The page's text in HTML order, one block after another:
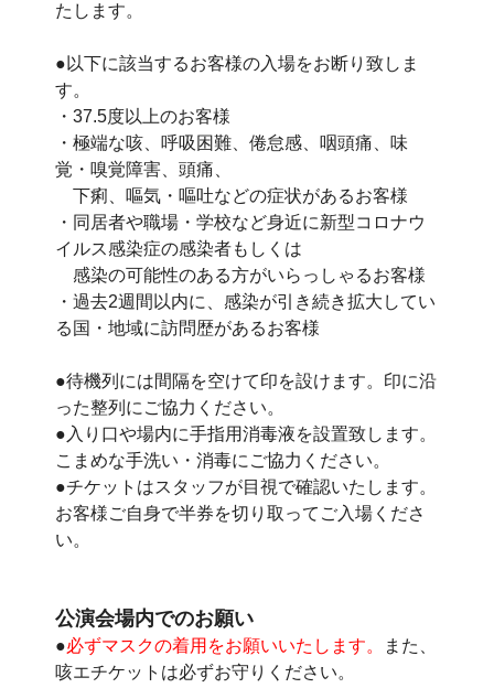
たします。
●以下に該当するお客様の入場をお断り致しま
す。
・37.5度以上のお客様
・極端な咳、呼吸困難、倦怠感、咽頭痛、味
覚・嗅覚障害、頭痛、
下痢、嘔気・嘔吐などの症状があるお客様
・同居者や職場・学校など身近に新型コロナウ
イルス感染症の感染者もしくは
感染の可能性のある方がいらっしゃるお客様
・過去2週間以内に、感染が引き続き拡大してい
る国・地域に訪問歴があるお客様
●待機列には間隔を空けて印を設けます。印に沿
った整列にご協力ください。
●入り口や場内に手指用消毒液を設置致します。
こまめな手洗い・消毒にご協力ください。
●チケットはスタッフが目視で確認いたします。
お客様ご自身で半券を切り取ってご入場くださ
い。
公演会場内でのお願い
●必ずマスクの着用をお願いいたします。
また、
咳エチケットは必ずお守りください。